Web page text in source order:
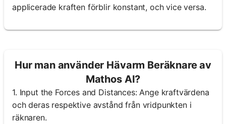
applicerade kraften förblir konstant, och vice versa.
Hur man använder Hävarm Beräknare av
Mathos AI?
1. Input the Forces and Distances: Ange kraftvärdena
och deras respektive avstånd från vridpunkten i
räknaren.